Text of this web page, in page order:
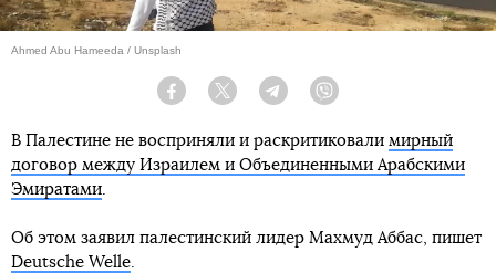
Ahmed Abu Hameeda / Unsplash
Facebook Twitter Telegram
В Палестине не восприняли и раскритиковали мирный
договор между Израилем и Объединенными Арабскими
Эмиратами.
Об этом заявил палестинский лидер Махмуд Аббас, пишет
Deutsche Welle.